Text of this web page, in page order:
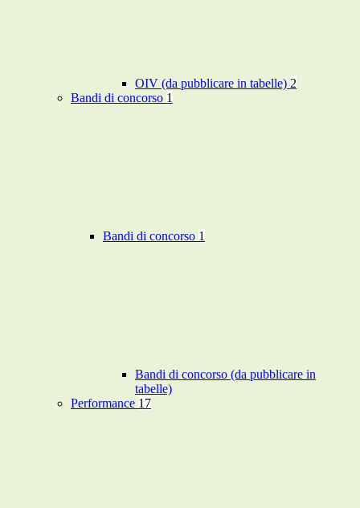
OIV (da pubblicare in tabelle) 2
Bandi di concorso 1
Bandi di concorso 1
Bandi di concorso (da pubblicare in
tabelle)
Performance 17